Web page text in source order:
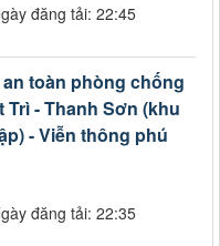
đăng tải: 22:45
toàn phòng chống
- Thanh Sơn (khu
- Viễn thông phú
đăng tải: 22:35